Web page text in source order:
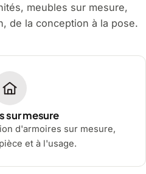
meubles sur mesure,
de la conception à la pose.
sur mesure
d'armoires sur mesure,
et à l'usage.